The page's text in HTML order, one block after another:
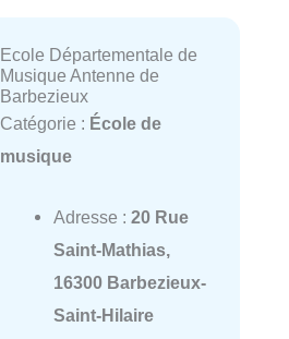
Ecole Départementale de
Musique Antenne de
Barbezieux
Catégorie : École de
musique
Adresse : 20 Rue
Saint-Mathias,
16300 Barbezieux-
Saint-Hilaire